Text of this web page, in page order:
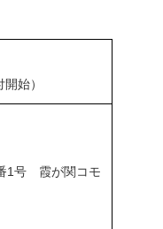
始）
1号 霞が関コモ